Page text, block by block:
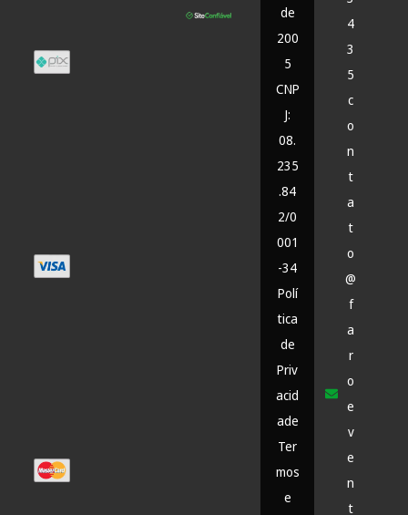
de
200
5
CNP
J:
08.
235
.84
2/0
001
-34
Polí
tica
de
Priv
acid
ade
Ter
mos
e
4
3
5
c
o
n
t
a
t
o
@
f
a
r
o
e
v
e
n
t